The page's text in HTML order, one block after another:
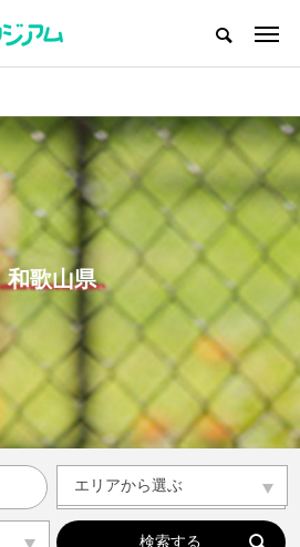
･施設etc)
和歌山県
エリアから選ぶ
エリアから選ぶ
滋賀県
京都府
大阪府
兵庫県
奈良県
和歌山県
その他